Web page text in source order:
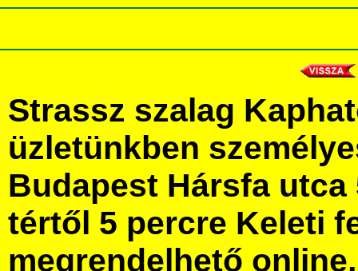
Strassz szalag
üzletünkben
Budapest Hársfa utca
tértől 5 percre Keleti
megrendelhető